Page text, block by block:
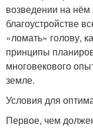
возведении на нём
благоустройстве
«ломать» голову,
принципы
многовекового
земле.
Условия для
Первое, чем